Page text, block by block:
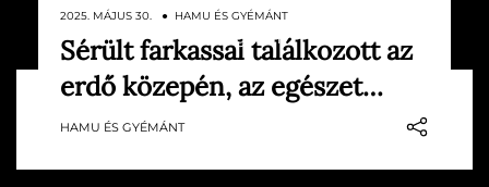
Egy Lengyelországban készült felvétel
újra megerősíti, hogy a sérült farkasok
ugyanúgy, ahogy egészséges társaik sem.
2025. MÁJUS 30. ● HAMU ÉS GYÉMÁNT
Sérült farkassal találkozott az
erdő közepén, az egészet…
HAMU ÉS GYÉMÁNT
Magazin
HG MEDIA